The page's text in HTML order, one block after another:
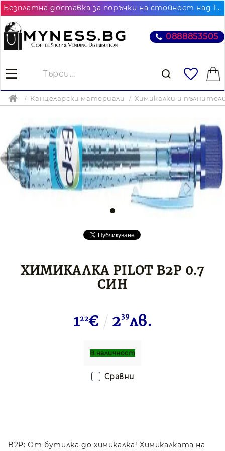
Безплатна доставка за поръчки на стойност над 102.26€ / 200лв. до най-близкия до Вас офис на Еконт
0888853505
Канцеларски материали Химикалки и
ХИМИКАЛКА PILOT B2P 0.7
СИН
122€ 239лв.
В наличност
B2P: От бутилка до химикалка! Химикалката на
Сравни